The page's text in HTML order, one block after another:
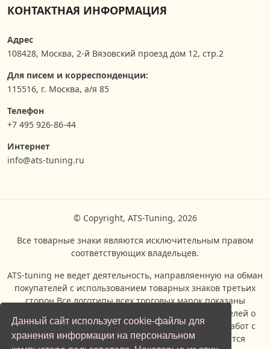
Данный сайт использует cookie-файлы для
хранения информации на персональном
КОНТАКТНАЯ ИНФОРМАЦИЯ
Адрес
108428, Москва, 2-й Вязовский проезд дом 12, стр.2
Для писем и корреспонденции:
115516, г. Москва, а/я 85
Телефон
+7 495 926-86-44
Интернет
info@ats-tuning.ru
© Copyright, ATS-Tuning, 2026
Все товарные знаки являются исключительным правом
соответствующих владельцев.
ATS-tuning не ведет деятельность, направляенную на обман
покупателей с использованием товарных знаков третьих
сторон.Все логотипы всех торговых марок показаны
исключительно с целью информирования посетителей о
возможности проведения ремонтых и сервисных работ с
автомобилями, производителями которых являются